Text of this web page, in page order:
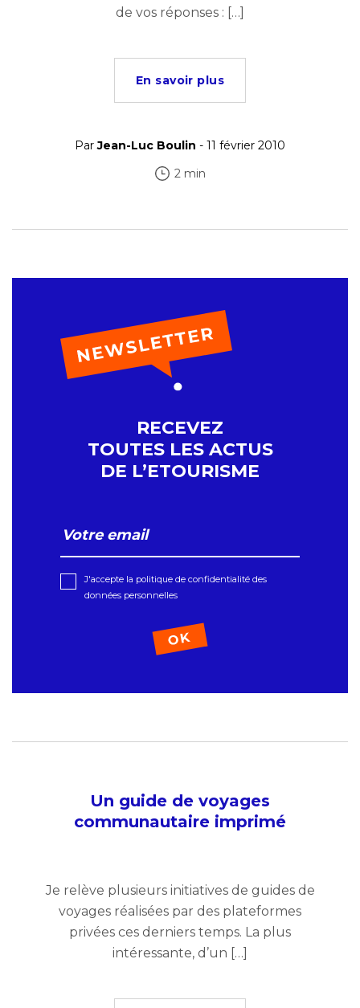
de vos réponses : […]
En savoir plus
ParJean-Luc Boulin - 11 février 2010
2 min
RECEVEZ
TOUTES LES ACTUS
DE L’ETOURISME
J'accepte la politique de confidentialité des
données personnelles
Un guide de voyages
communautaire imprimé
Je relève plusieurs initiatives de guides de
voyages réalisées par des plateformes
privées ces derniers temps. La plus
intéressante, d’un […]